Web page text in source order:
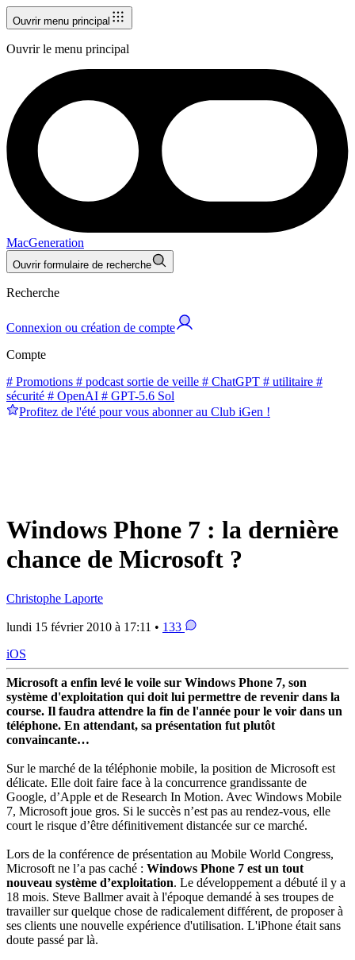
Ouvrir menu principal
Ouvrir le menu principal
MacGeneration
Ouvrir formulaire de recherche
Recherche
Connexion ou création de compte
Compte
# Promotions # podcast sortie de veille # ChatGPT # utilitaire #
sécurité # OpenAI # GPT-5.6 Sol
Profitez de l'été pour vous abonner au Club iGen !
Windows Phone 7 : la dernière
chance de Microsoft ?
Christophe Laporte
lundi 15 février 2010 à 17:11 • 133
iOS
Microsoft a enfin levé le voile sur Windows Phone 7, son
système d'exploitation qui doit lui permettre de revenir dans la
course. Il faudra attendre la fin de l'année pour le voir dans un
téléphone. En attendant, sa présentation fut plutôt
convaincante…
Sur le marché de la téléphonie mobile, la position de Microsoft est
délicate. Elle doit faire face à la concurrence grandissante de
Google, d’Apple et de Research In Motion. Avec Windows Mobile
7, Microsoft joue gros. Si le succès n’est pas au rendez-vous, elle
court le risque d’être définitivement distancée sur ce marché.
Lors de la conférence de présentation au Mobile World Congress,
Microsoft ne l’a pas caché : Windows Phone 7 est un tout
nouveau système d’exploitation. Le développement a débuté il y a
18 mois. Steve Ballmer avait à l'époque demandé à ses troupes de
travailler sur quelque chose de radicalement différent, de proposer à
ses clients une nouvelle expérience d'utilisation. L'iPhone était sans
doute passé par là.